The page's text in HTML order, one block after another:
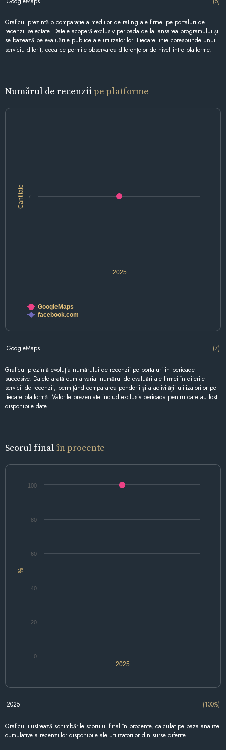
Graficul prezintă o comparație a mediilor de rating ale firmei pe portaluri de
recenzii selectate. Datele acoperă exclusiv perioada de la lansarea programului și
se bazează pe evaluările publice ale utilizatorilor. Fiecare linie corespunde unui
serviciu diferit, ceea ce permite observarea diferențelor de nivel între platforme.
Numărul de recenzii pe platforme
Cantitate
2025
7
GoogleMaps
facebook.com
GoogleMaps (7)
Graficul prezintă evoluția numărului de recenzii pe portaluri în perioade
succesive. Datele arată cum a variat numărul de evaluări ale firmei în diferite
servicii de recenzii, permițând compararea ponderii și a activității utilizatorilor pe
fiecare platformă. Valorile prezentate includ exclusiv perioada pentru care au fost
disponibile date.
Scorul final în procente
%
2025
0
20
40
60
80
100
2025 (100%)
Graficul ilustrează schimbările scorului final în procente, calculat pe baza analizei
cumulative a recenziilor disponibile ale utilizatorilor din surse diferite.